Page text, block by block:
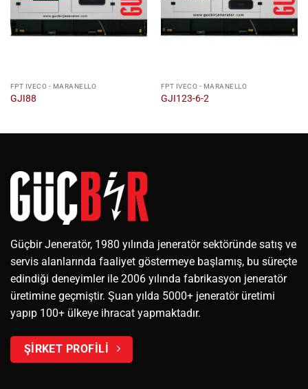
FPT IVECO - MARANELLO
GJI88
FPT IVECO - MARANELLO
GJI123-6-2
Güçbir Jeneratör, 1980 yılında jeneratör sektöründe satış ve
servis alanlarında faaliyet göstermeye başlamış, bu süreçte
edindiği deneyimler ile 2006 yılında fabrikasyon jeneratör
üretimine geçmiştir. Şuan yılda 5000+ jeneratör üretimi
yapıp 100+ ülkeye ihracat yapmaktadır.
ŞİRKET PROFİLİ